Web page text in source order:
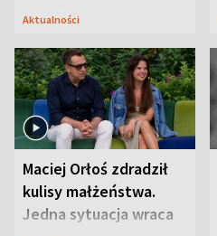
Lubelszczyzna
Aktualności
Maciej Orłoś zdradził
kulisy małżeństwa.
Jedna sytuacja wraca